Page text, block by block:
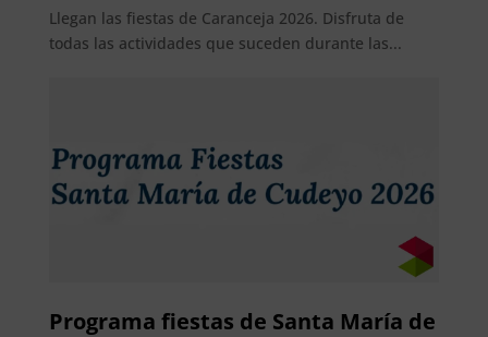
Llegan las fiestas de Caranceja 2026. Disfruta de
todas las actividades que suceden durante las...
Programa fiestas de Santa María de